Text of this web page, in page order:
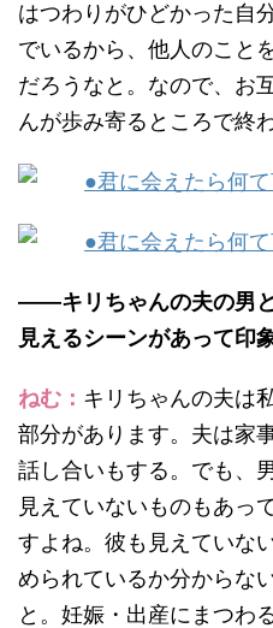
はつわりがひどかった自
でいるから、他人のこと
だろうなと。なので、お
んが歩み寄るところで終
——キリちゃんの夫の男
見えるシーンがあって印
ねむ： キリちゃんの夫は
部分があります。夫は家
話し合いもする。でも、
見えていないものもあっ
すよね。彼も見えていな
められているか分からな
と。妊娠・出産にまつわ